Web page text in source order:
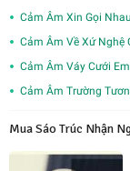
Cảm Âm Xin Gọi
Cảm Âm Về Xứ Nghệ
Cảm Âm Váy Cưới
Cảm Âm Trường
Mua Sáo Trúc Nhận